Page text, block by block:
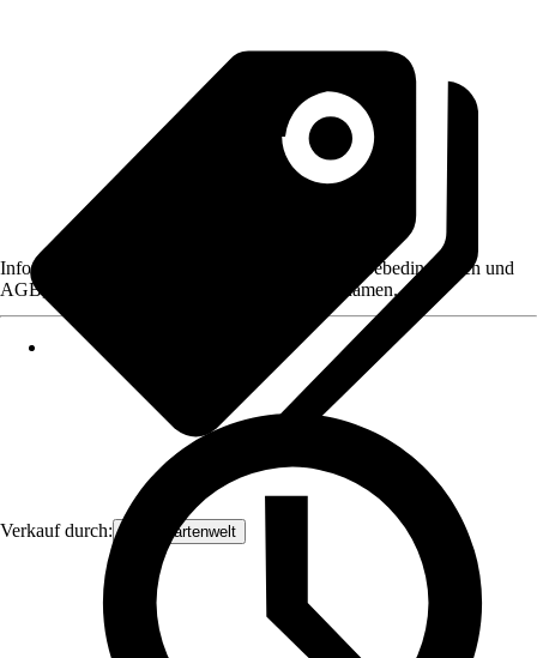
Verkauf durch: DeineGartenwelt
Informationen des Verkäufers, wie z. B. Rückgabebedingungen und
AGB, finden Sie bei Klick auf den Verkäufernamen.